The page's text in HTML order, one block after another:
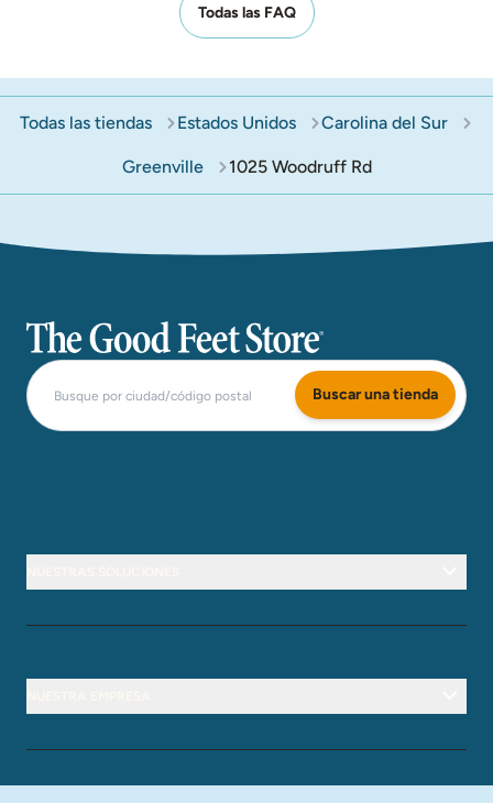
Todas las FAQ
Todas las tiendas Estados Unidos Carolina del Sur
Greenville 1025 Woodruff Rd
The Good Feet Store
Buscar una tienda